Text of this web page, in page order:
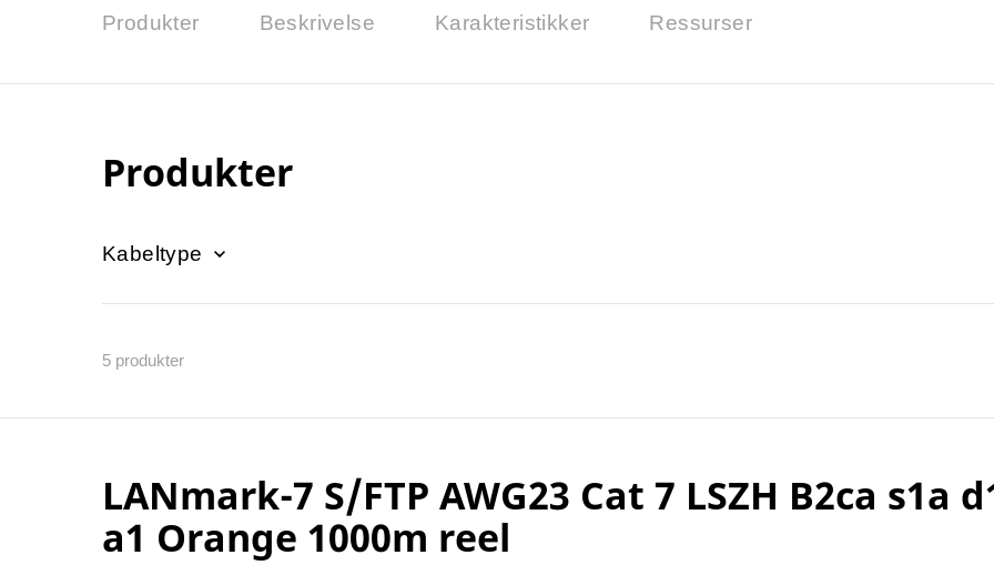
Produkter Beskrivelse Karakteristikker Ressurser
Produkter
Kabeltype
5 produkter
LANmark-7 S/FTP AWG23 Cat 7 LSZH B2ca s1a
a1 Orange 1000m reel